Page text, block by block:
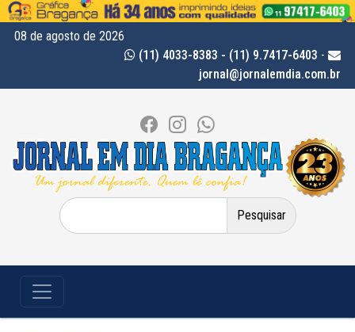
08 de agosto de 2026
(11) 4033-8383 - (11) 9.7417-6403 -
jornal@jornalemdia.com.br
Pesquisar
por: